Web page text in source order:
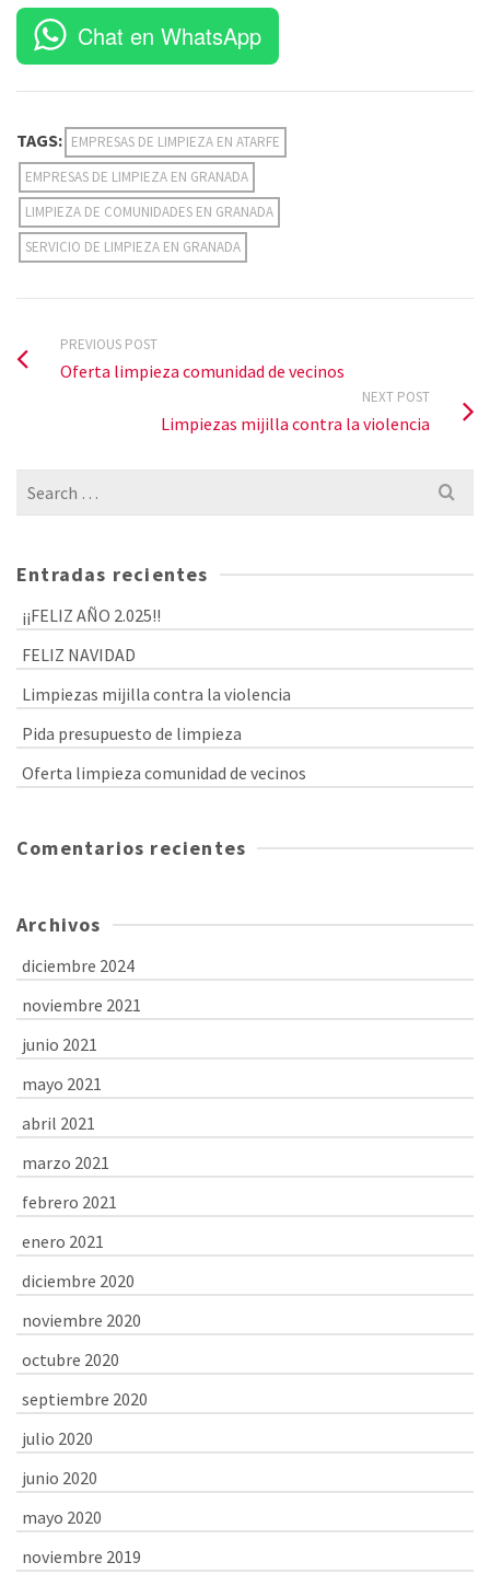
de
Chat en WhatsApp
TAGS: EMPRESAS DE LIMPIEZA EN ATARFE
EMPRESAS DE LIMPIEZA EN GRANADA
LIMPIEZA DE COMUNIDADES EN GRANADA
SERVICIO DE LIMPIEZA EN GRANADA
PREVIOUS POST
Oferta limpieza comunidad de vecinos
NEXT POST
Limpiezas mijilla contra la violencia
Search
Entradas recientes
¡¡FELIZ AÑO 2.025!!
FELIZ NAVIDAD
Limpiezas mijilla contra la violencia
Pida presupuesto de limpieza
Oferta limpieza comunidad de vecinos
Comentarios recientes
Archivos
diciembre 2024
noviembre 2021
junio 2021
mayo 2021
abril 2021
marzo 2021
febrero 2021
enero 2021
diciembre 2020
noviembre 2020
octubre 2020
septiembre 2020
julio 2020
junio 2020
mayo 2020
noviembre 2019